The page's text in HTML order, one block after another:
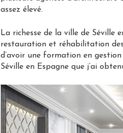
assez élevé.
La richesse de la ville de Séville
restauration et réhabilitation
d’avoir une formation en
Séville en Espagne que j’ai